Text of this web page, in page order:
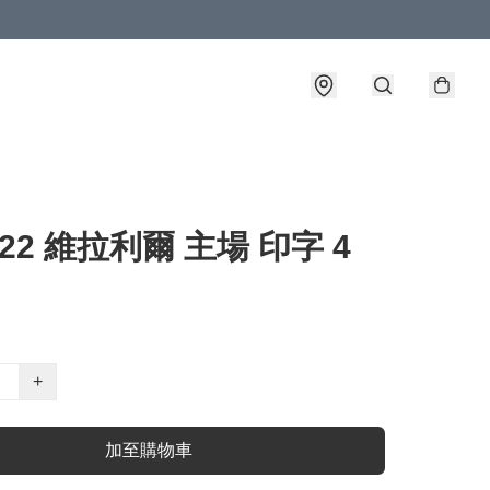
維拉利爾 主場 印字 4
+
加至購物車